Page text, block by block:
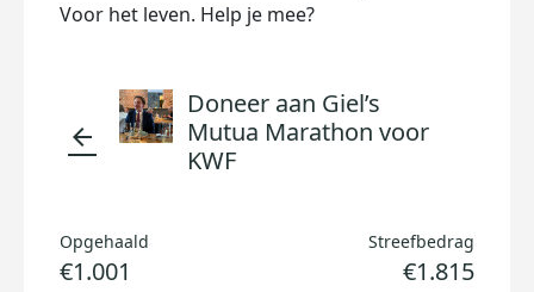
Voor het leven. Help je mee?
arrow_back
Doneer aan Giel’s
Mutua Marathon voor
KWF
Opgehaald
€1.001
Streefbedrag
€1.815